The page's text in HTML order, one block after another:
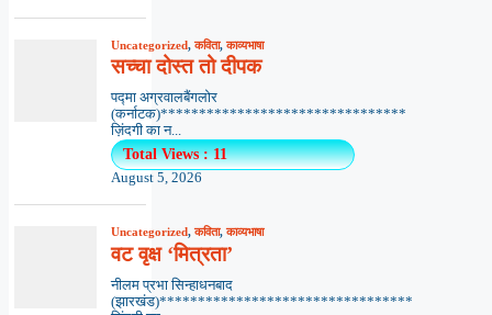
Uncategorized,कविता,काव्यभाषा
सच्चा दोस्त तो दीपक
पद्मा अग्रवालबैंगलोर
(कर्नाटक)********************************
ज़िंदगी का न...
Total Views : 11
August 5, 2026
Uncategorized,कविता,काव्यभाषा
वट वृक्ष ‘मित्रता’
नीलम प्रभा सिन्हाधनबाद
(झारखंड)*********************************